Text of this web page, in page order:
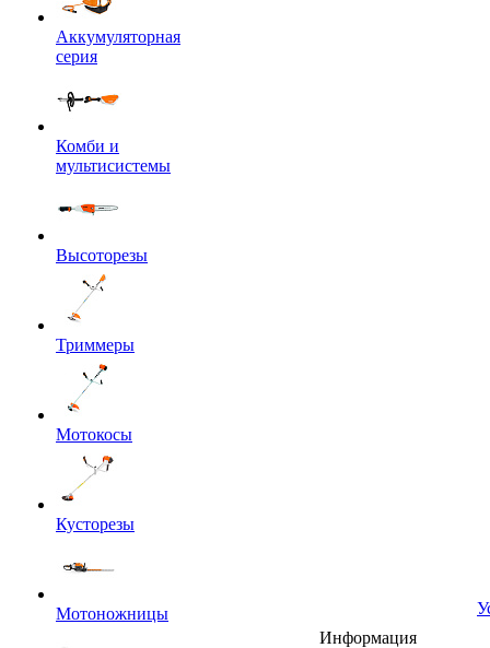
Аккумуляторная
серия
Комби и
мультисистемы
Высоторезы
Триммеры
Мотокосы
Кусторезы
Мотоножницы
Информация